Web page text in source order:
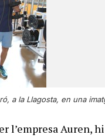
a la Llagosta, en una
l’empresa Auren,